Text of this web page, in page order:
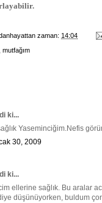
zaman: 14:04
mutfağım
ki...
Yaseminciğim.Nefis
30, 2009
ki...
ellerine sağlık. Bu aralar
düşünüyorken, buldum